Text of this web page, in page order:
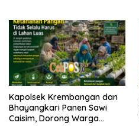
Kapolsek Krembangan dan
Bhayangkari Panen Sawi
Caisim, Dorong Warga